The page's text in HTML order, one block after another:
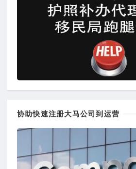
协助快速注册大马公司到运营